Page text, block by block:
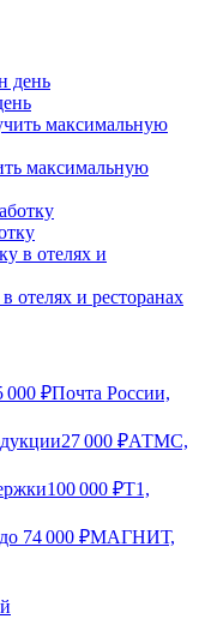
максимальную
отелях и ресторанах
000 ₽Почта России,
27 000 ₽АТМС,
100 000 ₽Т1,
до 74 000 ₽МАГНИТ,